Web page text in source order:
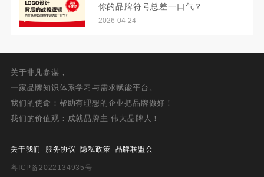
你的品牌符号总差一口气？
2026-04-24
关于非凡参谋，
一家品牌知识体系学习与需求赋能平台。
我们的使命：帮助有理想的企业把品牌做好！
我们的价值观：成就品牌主 伟大品牌人！
关于我们 服务协议 隐私政策 品牌联盟会
粤ICP备2022134935号